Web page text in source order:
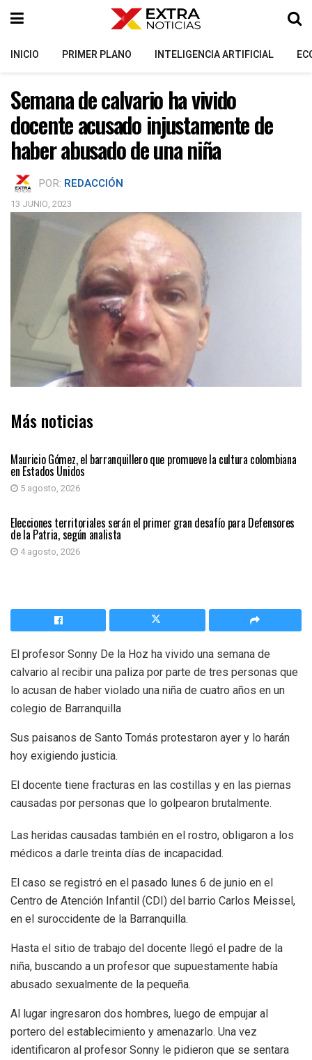
INICIO PRIMER PLANO INTELIGENCIA ARTIFICIAL
Semana de calvario ha vivido
docente acusado injustamente de
haber abusado de una niña
POR: REDACCIÓN
13 JUNIO, 2023
Más noticias
Mauricio Gómez, el barranquillero que promueve la cultura colombiana
en Estados Unidos
5 agosto, 2026
PRIMER PLANO
Elecciones territoriales serán el primer gran desafío para Defensores
de la Patria, según analista
4 agosto, 2026
El profesor Sonny De la Hoz ha vivido una semana de
calvario al recibir una paliza por parte de tres personas que
lo acusan de haber violado una niña de cuatro años en un
colegio de Barranquilla
Sus paisanos de Santo Tomás protestaron ayer y lo harán
hoy exigiendo justicia.
El docente tiene fracturas en las costillas y en las piernas
causadas por personas que lo golpearon brutalmente.
Las heridas causadas también en el rostro, obligaron a los
médicos a darle treinta días de incapacidad.
El caso se registró en el pasado lunes 6 de junio en el
Centro de Atención Infantil (CDI) del barrio Carlos Meissel,
en el suroccidente de la Barranquilla.
Hasta el sitio de trabajo del docente llegó el padre de la
niña, buscando a un profesor que supuestamente había
abusado sexualmente de la pequeña.
Al lugar ingresaron dos hombres, luego de empujar al
portero del establecimiento y amenazarlo. Una vez
identificaron al profesor Sonny le pidieron que se sentara